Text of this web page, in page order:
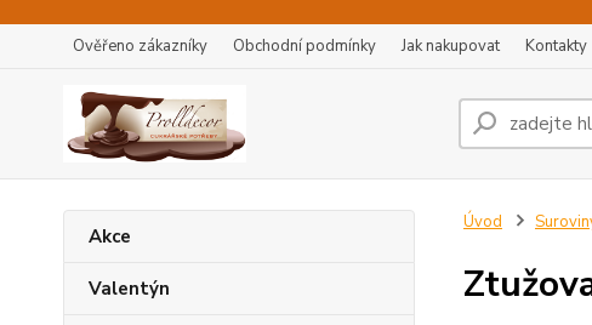
Ověřeno zákazníky Obchodní podmínky Jak nakupovat Kontakty
Akce
Valentýn
Úvod